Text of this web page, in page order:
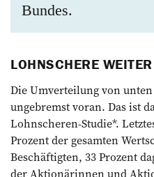
Bundes.
LOHNSCHERE
Die Umverteilung von
ungebremst voran. Das ist
Lohnscheren-Studie*.
Prozent der gesamten
Beschäftigten, 33 Prozent
der Aktionärinnen und